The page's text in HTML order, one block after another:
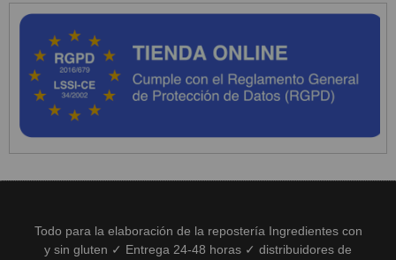
Todo para la elaboración de la repostería Ingredientes con
y sin gluten ✓ Entrega 24-48 horas ✓ distribuidores de